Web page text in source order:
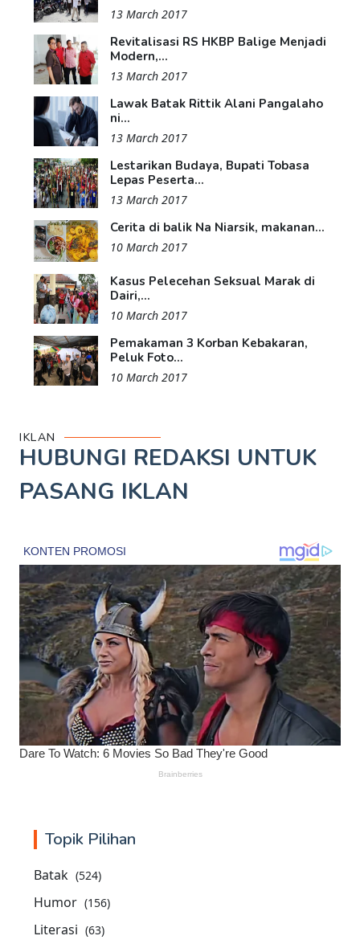
13 March 2017
Revitalisasi RS HKBP Balige Menjadi
Modern,...
13 March 2017
Lawak Batak Rittik Alani Pangalaho
ni...
13 March 2017
Lestarikan Budaya, Bupati Tobasa
Lepas Peserta...
13 March 2017
Cerita di balik Na Niarsik, makanan...
10 March 2017
Kasus Pelecehan Seksual Marak di
Dairi,...
10 March 2017
Pemakaman 3 Korban Kebakaran,
Peluk Foto...
10 March 2017
IKLAN
HUBUNGI REDAKSI UNTUK
PASANG IKLAN
Topik Pilihan
Batak (524)
Humor (156)
Literasi (63)